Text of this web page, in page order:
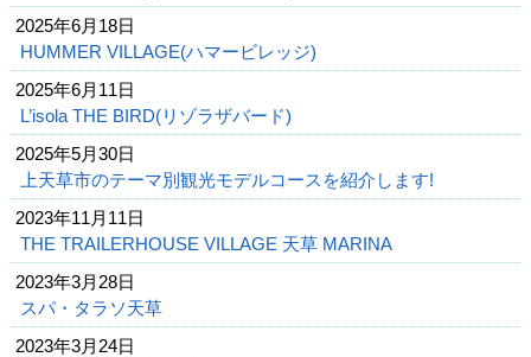
2025年6月18日
HUMMER VILLAGE(ハマービレッジ)
2025年6月11日
L’isola THE BIRD(リゾラザバード)
2025年5月30日
上天草市のテーマ別観光モデルコースを紹介します!
2023年11月11日
THE TRAILERHOUSE VILLAGE 天草 MARINA
2023年3月28日
スパ・タラソ天草
2023年3月24日